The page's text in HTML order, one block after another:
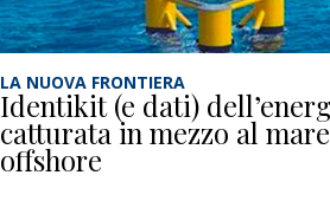
LA NUOVA FRONTIERA
Identikit (e dati)
catturata in mezzo al
offshore